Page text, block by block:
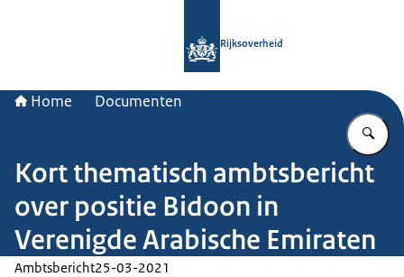
Rijksoverheid
Home Documenten
Kort thematisch ambtsbericht
over positie Bidoon in
Verenigde Arabische Emiraten
Ambtsbericht25-03-2021